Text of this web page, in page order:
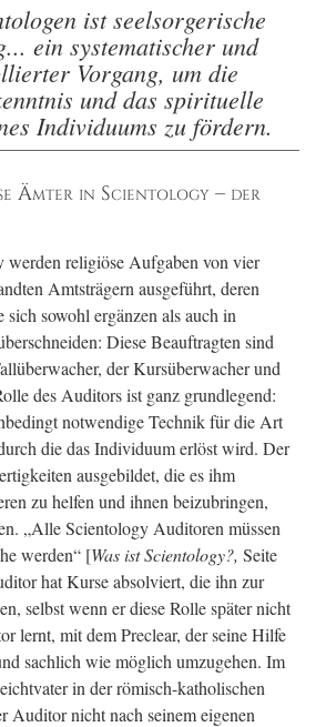
ist seelsorgerische
ein systematischer und
Vorgang, um die
und das spirituelle
Individuums zu fördern.
Ämter in Scientology – der
werden religiöse Aufgaben von vier
Amtsträgern ausgeführt, deren
sich sowohl ergänzen als auch in
Diese Beauftragten sind
der Kursüberwacher und
des Auditors ist ganz grundlegend:
notwendige Technik für die Art
die das Individuum erlöst wird. Der
ausgebildet, die es ihm
zu helfen und ihnen beizubringen,
„Alle Scientology Auditoren müssen
werden“ [Was ist Scientology?, Seite
hat Kurse absolviert, die ihn zur
selbst wenn er diese Rolle später nicht
lernt, mit dem Preclear, der seine Hilfe
sachlich wie möglich umzugehen. Im
in der römisch-katholischen
Auditor nicht nach seinem eigenen